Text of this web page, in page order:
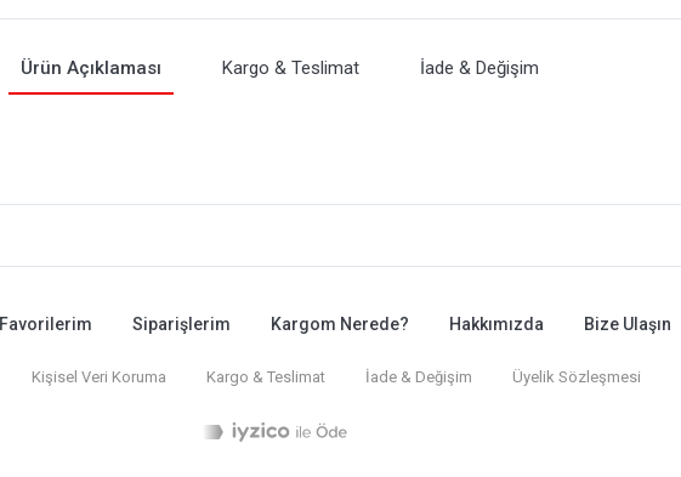
Ürün Açıklaması Kargo & Teslimat İade & Değişim
Favorilerim Siparişlerim Kargom Nerede? Hakkımızda Bize Ulaşın
Kişisel Veri Koruma Kargo & Teslimat İade & Değişim Üyelik Sözleşmesi